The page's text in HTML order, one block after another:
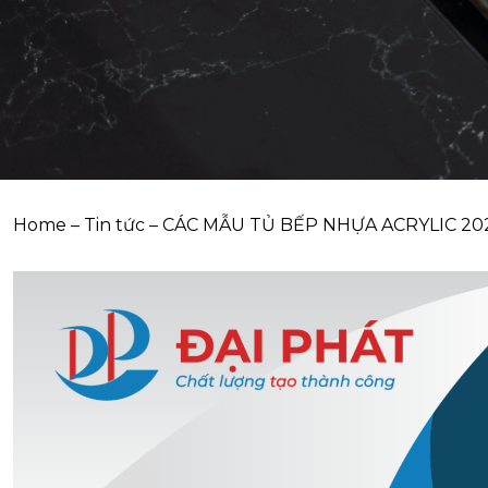
Home – Tin tức – CÁC MẪU TỦ BẾP NHỰA ACRYLIC